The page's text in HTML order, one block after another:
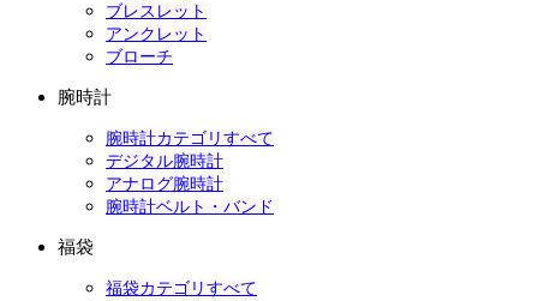
ブレスレット
アンクレット
ブローチ
腕時計
腕時計カテゴリすべて
デジタル腕時計
アナログ腕時計
腕時計ベルト・バンド
福袋
福袋カテゴリすべて